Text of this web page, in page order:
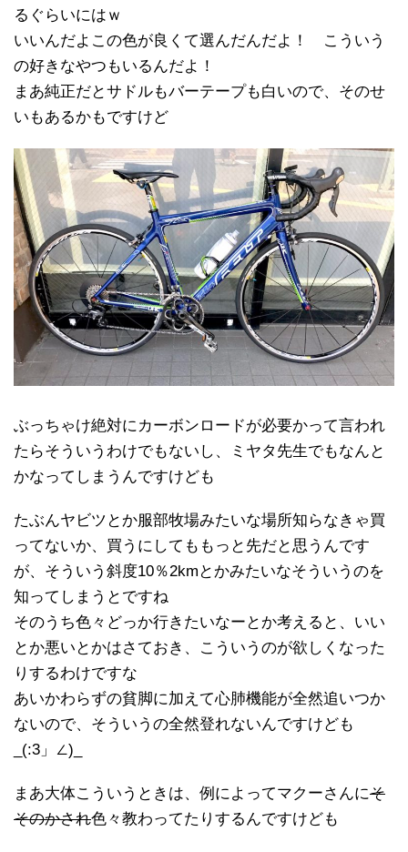
るぐらいにはｗ
いいんだよこの色が良くて選んだんだよ！ こういう
の好きなやつもいるんだよ！
まあ純正だとサドルもバーテープも白いので、そのせ
いもあるかもですけど
ぶっちゃけ絶対にカーボンロードが必要かって言われ
たらそういうわけでもないし、ミヤタ先生でもなんと
かなってしまうんですけども
たぶんヤビツとか服部牧場みたいな場所知らなきゃ買
ってないか、買うにしてももっと先だと思うんです
が、そういう斜度10％2kmとかみたいなそういうのを
知ってしまうとですね
そのうち色々どっか行きたいなーとか考えると、いい
とか悪いとかはさておき、こういうのが欲しくなった
りするわけですな
あいかわらずの貧脚に加えて心肺機能が全然追いつか
ないので、そういうの全然登れないんですけども
_(:3」∠)_
まあ大体こういうときは、例によってマクーさんにそ
そのかされ色々教わってたりするんですけども